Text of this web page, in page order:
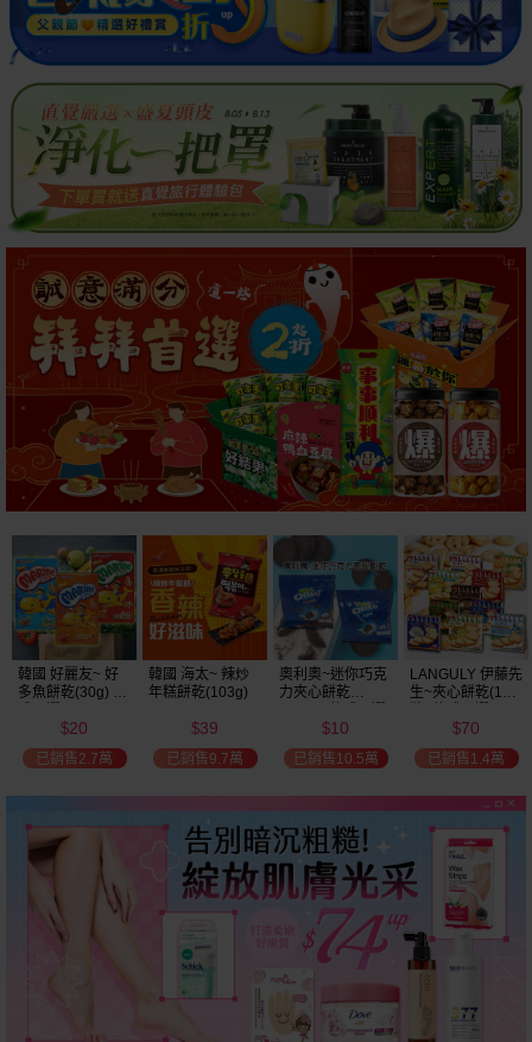
韓國 好麗友~ 好
多魚餅乾(30g) 款
$20
已銷售2.7萬
韓國 海太~ 辣炒
年糕餅乾(103g)
$39
已銷售9.7萬
奧利奧~迷你巧克
力夾心餅乾
美式賣場熱銷
$10
已銷售10.5萬
LANGULY 伊藤先
生~夾心餅乾(1盒
$70
已銷售1.4萬